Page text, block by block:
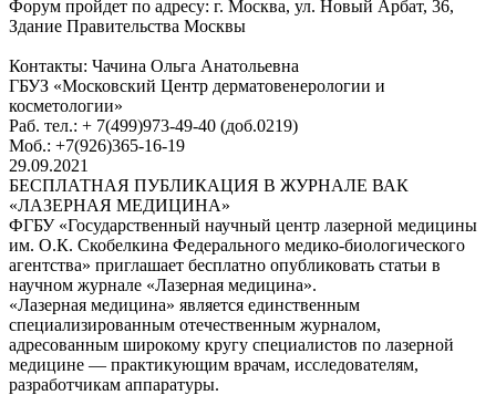
Форум пройдет по адресу: г. Москва, ул. Новый Арбат, 36,
Здание Правительства Москвы
Контакты: Чачина Ольга Анатольевна
ГБУЗ «Московский Центр дерматовенерологии и
косметологии»
Раб. тел.: + 7(499)973-49-40 (доб.0219)
Моб.: +7(926)365-16-19
29.09.2021
БЕСПЛАТНАЯ ПУБЛИКАЦИЯ В ЖУРНАЛЕ ВАК
«ЛАЗЕРНАЯ МЕДИЦИНА»
ФГБУ «Государственный научный центр лазерной медицины
им. О.К. Скобелкина Федерального медико-биологического
агентства» приглашает бесплатно опубликовать статьи в
научном журнале «Лазерная медицина».
«Лазерная медицина» является единственным
специализированным отечественным журналом,
адресованным широкому кругу специалистов по лазерной
медицине — практикующим врачам, исследователям,
разработчикам аппаратуры.